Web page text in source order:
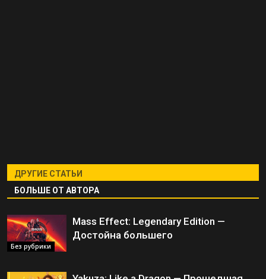
ДРУГИЕ СТАТЬИ
БОЛЬШЕ ОТ АВТОРА
Без рубрики
Mass Effect: Legendary Edition —
Достойна большего